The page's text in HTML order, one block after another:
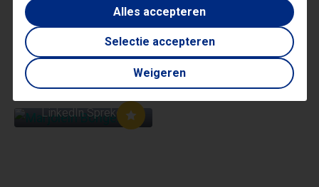
Gerelateerde sprekers
BONGERS
LinkedIn Spreker
Alles accepteren
Selectie accepteren
Weigeren